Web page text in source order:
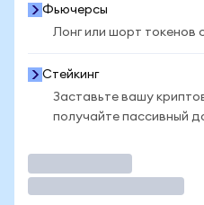
Фьючерсы
Лонг или шорт токенов
Стейкинг
Заставьте вашу
получайте пассивный